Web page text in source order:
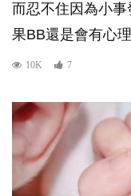
而忍不住因為小
果BB還是會有心
10K 7